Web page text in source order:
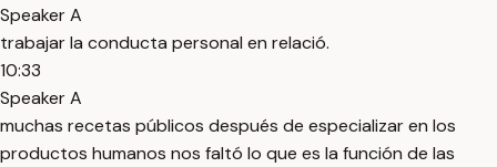
Speaker A
trabajar la conducta personal en relació.
10:33
Speaker A
muchas recetas públicos después de especializar en los
productos humanos nos faltó lo que es la función de las